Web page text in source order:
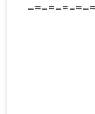
-=-=-=-=-